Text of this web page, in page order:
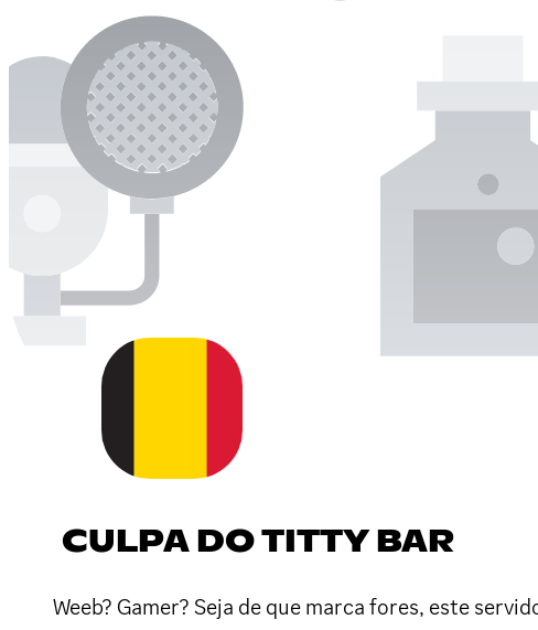
CULPA DO TITTY BAR
Weeb? Gamer? Seja de que marca fores, este